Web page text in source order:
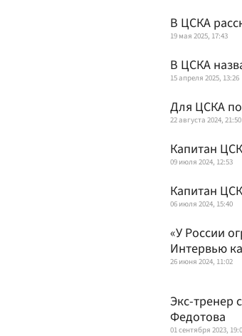
В ЦСКА
19 мая 2025, 17:43
В ЦСКА
15 апреля 2025, 13:26
Для ЦСКА
22 августа 2024, 21:50
Капитан
09 июля 2024, 12:53
Капитан
06 июля 2024, 15:40
«У России
Интервью
26 июня 2024, 11:02
Экс-тренер
Федотова
01 сентября 2023,